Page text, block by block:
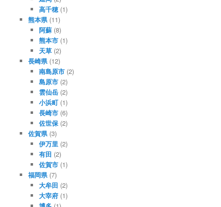
高千穂 (1)
熊本県(11)
阿蘇 (8)
熊本市 (1)
天草 (2)
長崎県(12)
南島原市 (2)
島原市 (2)
雲仙岳 (2)
小浜町 (1)
長崎市 (6)
佐世保 (2)
佐賀県(3)
伊万里 (2)
有田 (2)
佐賀市 (1)
福岡県(7)
大牟田 (2)
大宰府 (1)